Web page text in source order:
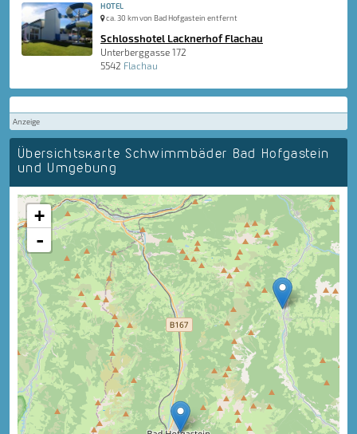
HOTEL
ca. 30 km von Bad Hofgastein entfernt
Schlosshotel Lacknerhof Flachau
Unterberggasse 172
5542 Flachau
Anzeige
Übersichtskarte Schwimmbäder Bad Hofgastein
und Umgebung
+
-